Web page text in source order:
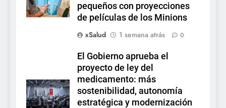
pequeños con proyecciones
de películas de los Minions
xSalud
1 semana atrás 0
El Gobierno aprueba el
proyecto de ley del
medicamento: más
sostenibilidad, autonomía
estratégica y modernización